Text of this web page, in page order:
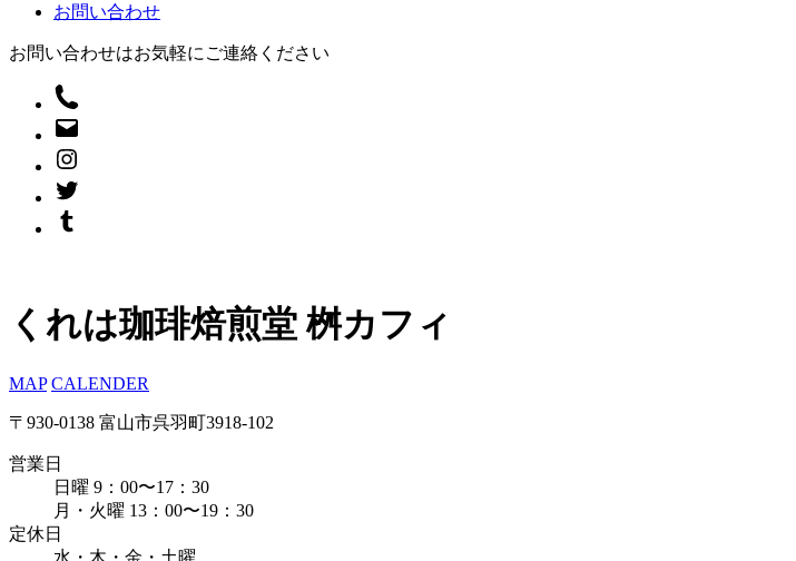
お問い合わせ
お問い合わせはお気軽にご連絡ください
くれは珈琲焙煎堂 桝カフィ
MAP CALENDER
〒930-0138 富山市呉羽町3918-102
営業日
日曜 9：00〜17：30
月・火曜 13：00〜19：30
定休日
水・木・金・土曜